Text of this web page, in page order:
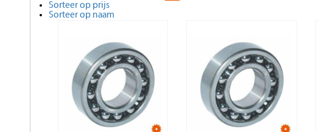
Sorteer op prijs
Sorteer op naam